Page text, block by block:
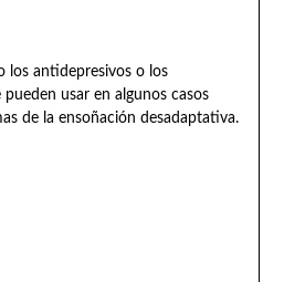
los antidepresivos o los
usar en algunos casos
de la ensoñación desadaptativa.